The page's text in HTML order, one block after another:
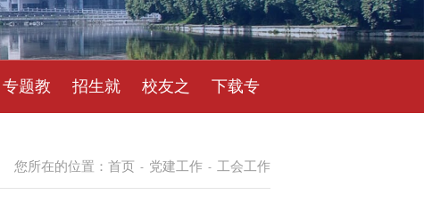
专题教 招生就 校友之 下载专
您所在的位置： 首页 - 党建工作 - 工会工作